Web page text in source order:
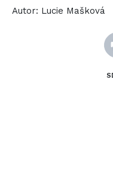
Autor: Lucie Mašková